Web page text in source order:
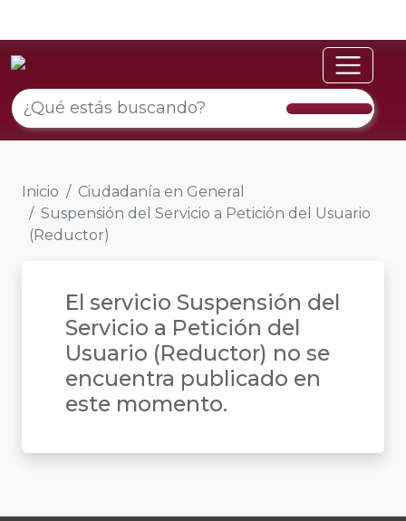
Inicio
Ciudadanía en General
Suspensión del Servicio a Petición del Usuario
(Reductor)
El servicio Suspensión del
Servicio a Petición del
Usuario (Reductor) no se
encuentra publicado en
este momento.